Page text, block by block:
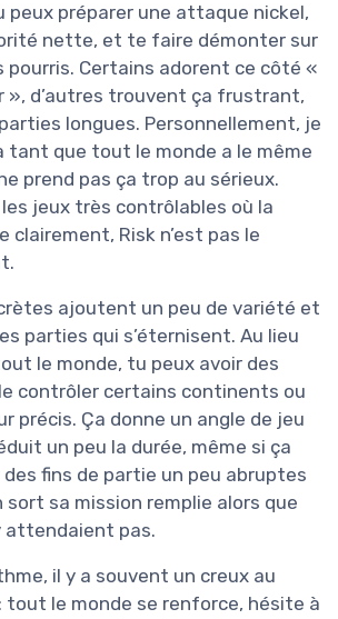
peux préparer une attaque nickel,
nette, et te faire démonter sur
pourris. Certains adorent ce côté «
d’autres trouvent ça frustrant,
longues. Personnellement, je
tant que tout le monde a le même
prend pas ça trop au sérieux.
jeux très contrôlables où la
clairement, Risk n’est pas le
ajoutent un peu de variété et
parties qui s’éternisent. Au lieu
le monde, tu peux avoir des
contrôler certains continents ou
précis. Ça donne un angle de jeu
un peu la durée, même si ça
fins de partie un peu abruptes
sort sa mission remplie alors que
attendaient pas.
il y a souvent un creux au
tout le monde se renforce, hésite à